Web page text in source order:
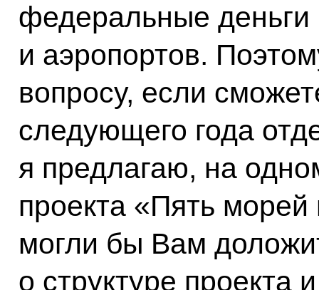
федеральные деньги
и аэропортов.
вопросу, если
следующего года
я предлагаю, на
проекта «Пять
могли бы Вам
о структуре проекта